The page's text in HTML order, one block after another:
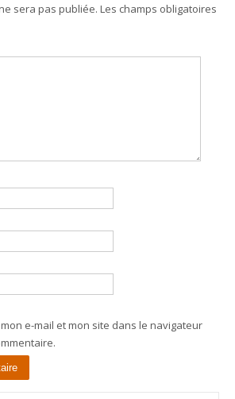
sera pas publiée. Les champs obligatoires
e-mail et mon site dans le navigateur